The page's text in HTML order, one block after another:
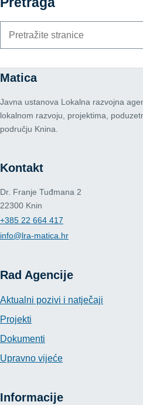
Matica
Javna ustanova Lokalna razvojna
lokalnom razvoju, projektima,
području Knina.
Kontakt
Dr. Franje Tuđmana 2
22300 Knin
+385 22 664 417
info@lra-matica.hr
Rad Agencije
Aktualni pozivi i natječaji
Projekti
Dokumenti
Upravno vijeće
Informacije